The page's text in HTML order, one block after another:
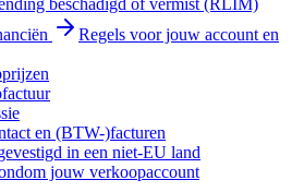
beschadigd of vermist (RLIM)
Regels voor jouw account en
en (BTW-)facturen
in een niet-EU land
jouw verkoopaccount